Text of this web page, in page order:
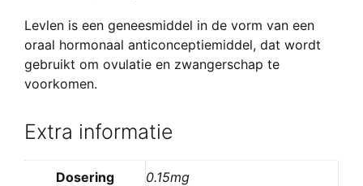
Levlen is een geneesmiddel in de vorm van een
oraal hormonaal anticonceptiemiddel, dat wordt
gebruikt om ovulatie en zwangerschap te
voorkomen.
Extra informatie
Dosering 0.15mg